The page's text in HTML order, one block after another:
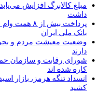
مبلغ کالابرگ افزایش
داشت
پرداخت بیش
بانک ملی ایران
وضعیت معیشت مردم و
دارند
شورای رقابت و سازمان
کاره شده اند
انسداد تنگه هرمز، بازار
کشید